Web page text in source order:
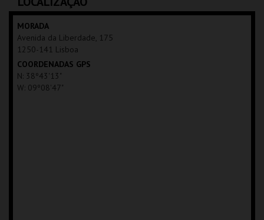
MAIS INFO
MORADA
Avenida da Liberdade, 175
1250-141 Lisboa
COORDENADAS GPS
N: 38º43'13"
W: 09º08'47"